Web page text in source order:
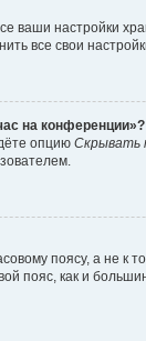
ваши настройки
все свои
на конференции»?
опцию Скрывать
поясу, а не к
пояс, как и